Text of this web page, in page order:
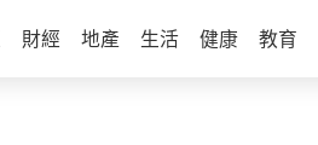
財經 地產 生活 健康 教育